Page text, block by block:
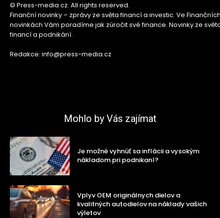
© Press-media.cz. All rights reserved.
Finanční novinky – zprávy ze světa financí a investic. Ve
novinkách Vám poradíme jak zúročit své finance. Novinky ze
financí a podnikání.
Redakce: info@press-media.cz
Mohlo by Vás zajímat
Je možné vyhnúť sa inflácii a vysokým
nákladom pri podnikaní?
Vplyv OEM originálnych dielov a
kvalitných autodielov na náklady vašich
výletov